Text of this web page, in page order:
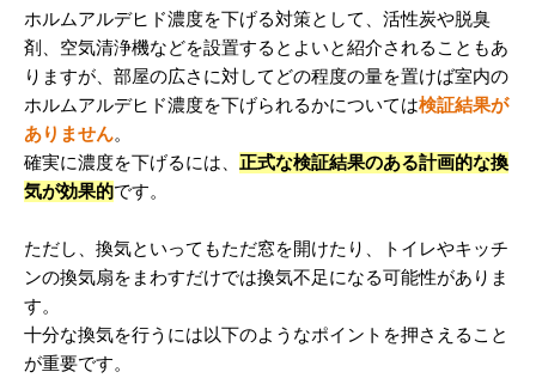
ホルムアルデヒド濃度を下げる対策として、活性炭や脱臭
剤、空気清浄機などを設置するとよいと紹介されることもあ
りますが、部屋の広さに対してどの程度の量を置けば室内の
ホルムアルデヒド濃度を下げられるかについては検証結果が
ありません。
確実に濃度を下げるには、 正式な検証結果のある計画的な換
気が効果的です。
ただし、換気といってもただ窓を開けたり、トイレやキッチ
ンの換気扇をまわすだけでは換気不足になる可能性がありま
す。
十分な換気を行うには以下のようなポイントを押さえること
が重要です。